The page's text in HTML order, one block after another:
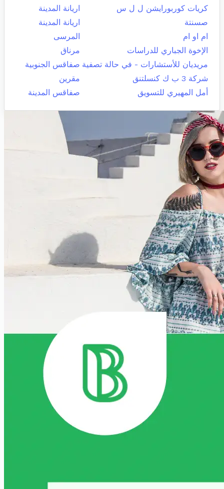
كريات كوربورايشن ل ل س
اريانة المدينة
صسنتة
اريانة المدينة
ام او ام
المرسى
الإخوة الجباري للدراسات
مرناق
مريديان للأستشارات - في حالة تصفية صفاقس الجنوبية
شركة 3 ب ك كنسلتنق
مقرين
أمل المهيري للتسويق
صفاقس المدينة